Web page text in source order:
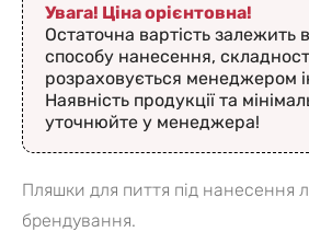
Увага! Ціна орієнтовна!
Остаточна вартість залежить
способу нанесення,
розраховується менеджером
Наявність продукції та
уточнюйте у менеджера!
Пляшки для пиття під нанесення
брендування.